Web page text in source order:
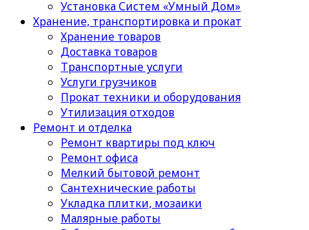
Установка Систем «Умный Дом»
Хранение, транспортировка и прокат
Хранение товаров
Доставка товаров
Транспортные услуги
Услуги грузчиков
Прокат техники и оборудования
Утилизация отходов
Ремонт и отделка
Ремонт квартиры под ключ
Ремонт офиса
Мелкий бытовой ремонт
Сантехнические работы
Укладка плитки, мозаики
Малярные работы